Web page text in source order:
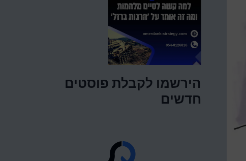
הירשמו לקבלת פוסטים
חדשים